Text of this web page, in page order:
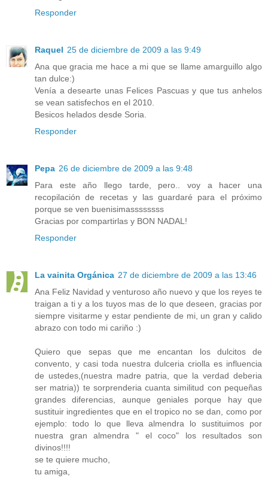
Responder
Raquel 25 de diciembre de 2009 a las 9:49
Ana que gracia me hace a mi que se llame amarguillo algo
tan dulce:)
Venía a desearte unas Felices Pascuas y que tus anhelos
se vean satisfechos en el 2010.
Besicos helados desde Soria.
Responder
Pepa 26 de diciembre de 2009 a las 9:48
Para este año llego tarde, pero.. voy a hacer una
recopilación de recetas y las guardaré para el próximo
porque se ven buenisimassssssss
Gracias por compartirlas y BON NADAL!
Responder
La vainita Orgánica 27 de diciembre de 2009 a las 13:46
Ana Feliz Navidad y venturoso año nuevo y que los reyes te
traigan a ti y a los tuyos mas de lo que deseen, gracias por
siempre visitarme y estar pendiente de mi, un gran y calido
abrazo con todo mi cariño :)
Quiero que sepas que me encantan los dulcitos de
convento, y casi toda nuestra dulceria criolla es influencia
de ustedes,(nuestra madre patria, que la verdad deberia
ser matria)) te sorprenderia cuanta similitud con pequeñas
grandes diferencias, aunque geniales porque hay que
sustituir ingredientes que en el tropico no se dan, como por
ejemplo: todo lo que lleva almendra lo sustituimos por
nuestra gran almendra " el coco" los resultados son
divinos!!!!
se te quiere mucho,
tu amiga,